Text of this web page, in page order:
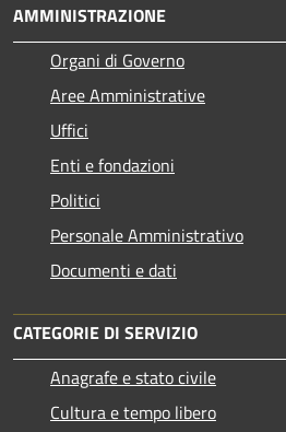
AMMINISTRAZIONE
Organi di Governo
Aree Amministrative
Uffici
Enti e fondazioni
Politici
Personale Amministrativo
Documenti e dati
CATEGORIE DI SERVIZIO
Anagrafe e stato civile
Cultura e tempo libero